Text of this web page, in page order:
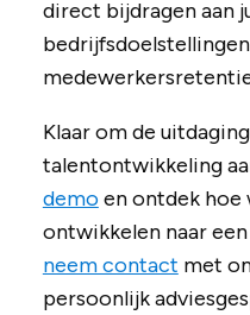
direct bijdragen aan
Klaar om de
talentontwikkeling
demoen ontdek hoe
ontwikkelen naar
neem contact met
persoonlijk